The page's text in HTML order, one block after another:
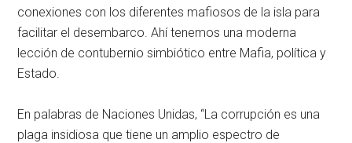
conexiones con los diferentes mafiosos de la isla para
facilitar el desembarco. Ahí tenemos una moderna
lección de contubernio simbiótico entre Mafia, política y
Estado.
En palabras de Naciones Unidas, “La corrupción es una
plaga insidiosa que tiene un amplio espectro de